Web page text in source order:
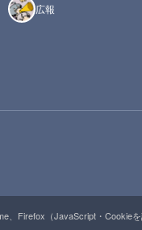
広報
、Firefox（JavaScript・Cookie